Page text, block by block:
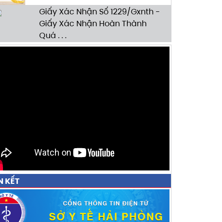
Giấy Xác Nhận Số 1229/Gxnth -
Giấy Xác Nhận Hoàn Thành
Quá . . .
KẾT